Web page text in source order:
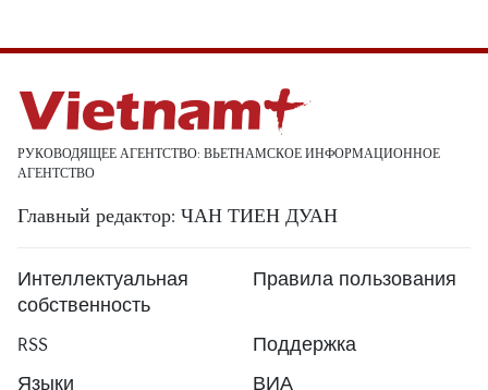
РУКОВОДЯЩЕЕ АГЕНТСТВО: ВЬЕТНАМСКОЕ ИНФОРМАЦИОННОЕ
АГЕНТСТВО
Главный редактор: ЧАН ТИЕН ДУАН
Интеллектуальная
собственность
Правила пользования
RSS
Поддержка
Языки
ВИА